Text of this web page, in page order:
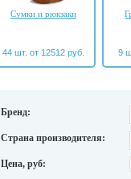
Сумки и рюкзаки
44 шт. от 12512 руб. 9
Бренд:
Страна производителя:
Цена, руб: